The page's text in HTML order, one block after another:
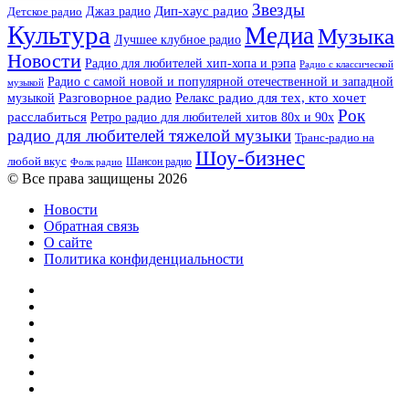
Детское радио Джаз радио Дип-хаус радио Звезды
Культура Лучшее клубное радио МедиаМузыка
Новости Радио для любителей хип-хопа и рэпа Радио с классической
музыкой Радио с самой новой и популярной отечественной и западной
музыкой Разговорное радио Релакс радио для тех, кто хочет
расслабиться Ретро радио для любителей хитов 80х и 90х Рок
радио для любителей тяжелой музыки Транс-радио на
любой вкус Фолк радио Шансон радио Шоу-бизнес
© Все права защищены 2026
Новости
Обратная связь
О сайте
Политика конфиденциальности